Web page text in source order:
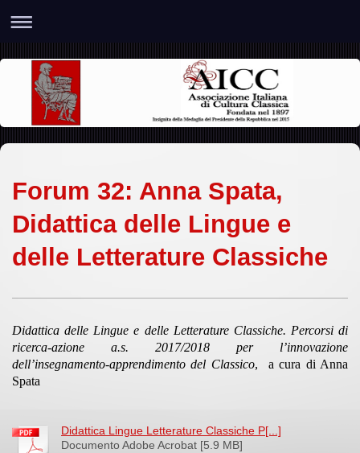
Forum 32: Anna Spata,
Didattica delle Lingue e
delle Letterature Classiche
Didattica delle Lingue e delle Letterature Classiche. Percorsi di
ricerca-azione a.s. 2017/2018 per l’innovazione
dell’insegnamento-apprendimento del Classico, a cura di Anna
Spata
Didattica Lingue Letterature Classiche P[...]
Documento Adobe Acrobat [5.9 MB]